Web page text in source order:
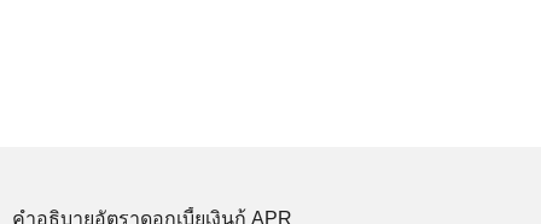
คำอธิบายอัตราดอกเบี้ยเงินกู้ APR